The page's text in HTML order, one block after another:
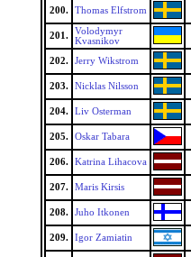
200. Thomas Elfstrom
201.
Volodymyr
Kvasnikov
202. Jerry Wikstrom
203. Nicklas Nilsson
204. Liv Osterman
205. Oskar Tabara
206. Katrina Lihacova
207. Maris Kirsis
208. Juho Itkonen
209. Igor Zamiatin